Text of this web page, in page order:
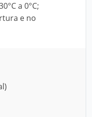
a 0°C;
e no